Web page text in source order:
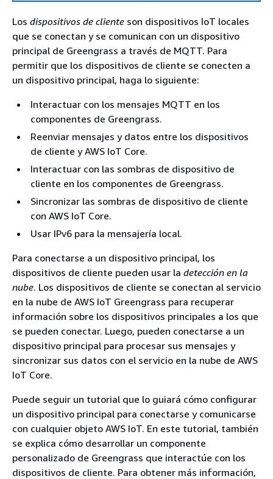
Los dispositivos de cliente son dispositivos IoT locales
que se conectan y se comunican con un dispositivo
principal de Greengrass a través de MQTT. Para
permitir que los dispositivos de cliente se conecten a
un dispositivo principal, haga lo siguiente:
Interactuar con los mensajes MQTT en los
componentes de Greengrass.
Reenviar mensajes y datos entre los dispositivos
de cliente y AWS IoT Core.
Interactuar con las sombras de dispositivo de
cliente en los componentes de Greengrass.
Sincronizar las sombras de dispositivo de cliente
con AWS IoT Core.
Usar IPv6 para la mensajería local.
Para conectarse a un dispositivo principal, los
dispositivos de cliente pueden usar la detección en la
nube. Los dispositivos de cliente se conectan al servicio
en la nube de AWS IoT Greengrass para recuperar
información sobre los dispositivos principales a los que
se pueden conectar. Luego, pueden conectarse a un
dispositivo principal para procesar sus mensajes y
sincronizar sus datos con el servicio en la nube de AWS
IoT Core.
Puede seguir un tutorial que lo guiará cómo configurar
un dispositivo principal para conectarse y comunicarse
con cualquier objeto AWS IoT. En este tutorial, también
se explica cómo desarrollar un componente
personalizado de Greengrass que interactúe con los
dispositivos de cliente. Para obtener más información,